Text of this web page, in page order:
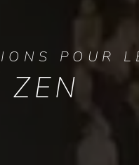
POUR
ZEN